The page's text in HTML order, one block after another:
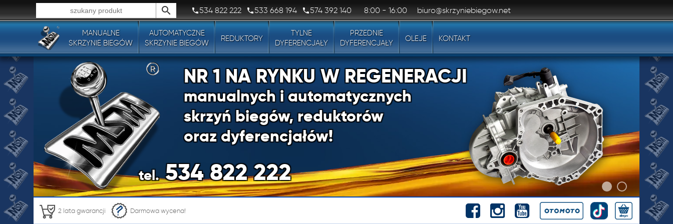
Wszystkie typy produktów!
534 822 222 533 668 194 574 392 140 8:00 - 16:00 biuro@skrzyniebiegow.net
MANUALNE
SKRZYNIE BIEGÓW
AUTOMATYCZNE
SKRZYNIE BIEGÓW
REDUKTORY
TYLNE
DYFERENCJAŁY
PRZEDNIE
DYFERENCJAŁY
OLEJE KONTAKT
tel.534 822 222
NR 1 NA RYNKU W REGENERACJI
manualnych i automatycznych
skrzyń biegów, reduktorów
oraz dyferencjałów!
NR 1 NA RYNKU W REGENERACJI
2 lata gwarancji Darmowa wycena!